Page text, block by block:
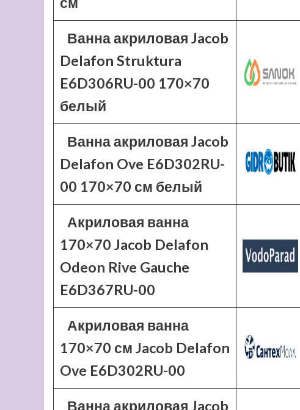
Ванна акриловая Jacob
Delafon Struktura
E6D306RU-00 170×70
белый
Ванна акриловая Jacob
Delafon Ove E6D302RU-
00 170×70 см белый
Акриловая ванна
170×70 Jacob Delafon
Odeon Rive Gauche
E6D367RU-00
Акриловая ванна
170×70 см Jacob Delafon
Ove E6D302RU-00
Ванна акриловая Jacob